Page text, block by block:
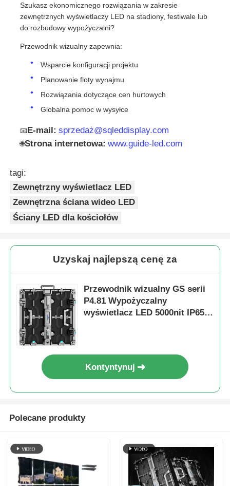
Szukasz ekonomicznego rozwiązania w zakresie
zewnętrznych wyświetlaczy LED na stadiony, festiwale lub
do rozbudowy wypożyczalni?
Przewodnik wizualny zapewnia:
Wsparcie konfiguracji projektu
Planowanie floty wynajmu
Rozwiązania dotyczące cen hurtowych
Globalna pomoc w wysyłce
📧E-mail: sprzedaż@sqleddisplay.com
🌐Strona internetowa: www.guide-led.com
tagi:
Zewnętrzny wyświetlacz LED
Zewnętrzna ściana wideo LED
Ściany LED dla kościołów
Uzyskaj najlepszą cenę za
Przewodnik wizualny GS serii
P4.81 Wypożyczalny
wyświetlacz LED 5000nit IP65
Kontyntynuj
Polecane produkty